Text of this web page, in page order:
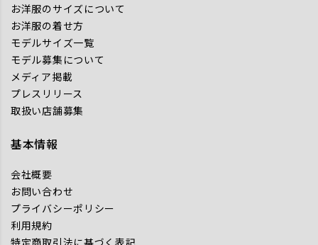
お洋服のサイズについて
お洋服の着せ方
モデルサイズ一覧
モデル募集について
メディア掲載
プレスリリース
取扱い店舗募集
基本情報
会社概要
お問い合わせ
プライバシーポリシー
利用規約
特定商取引法に基づく表記